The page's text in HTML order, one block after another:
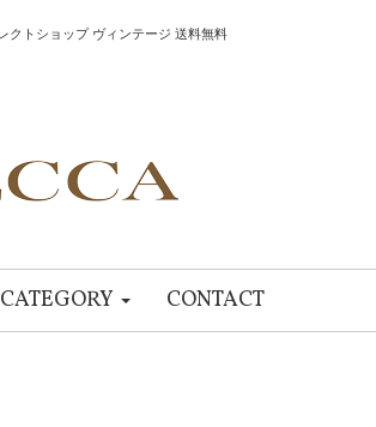
クトショップ ヴィンテージ 送料無料
CATEGORY CONTACT